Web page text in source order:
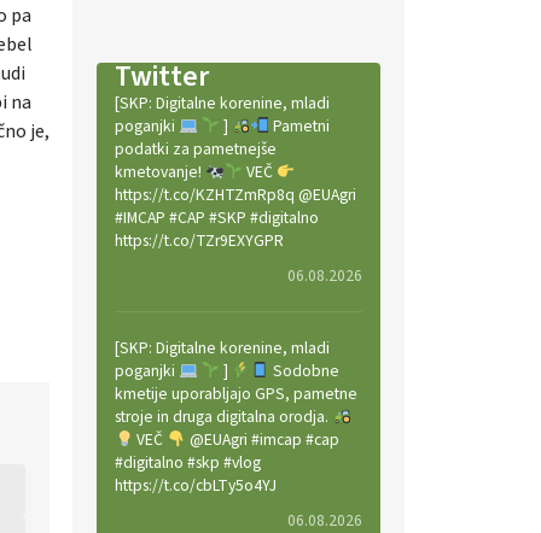
pa
na
je,
Twitter
[SKP: Digitalne korenine, mladi
poganjki
]
Pametni
podatki za pametnejše
kmetovanje!
VEČ
https://t.co/KZHTZmRp8q @EUAgri
#IMCAP #CAP #SKP #digitalno
https://t.co/TZr9EXYGPR
06.08.2026
[SKP: Digitalne korenine, mladi
poganjki
]
Sodobne
kmetije uporabljajo GPS, pametne
stroje in druga digitalna orodja.
VEČ
@EUAgri #imcap #cap
#digitalno #skp #vlog
https://t.co/cbLTy5o4YJ
06.08.2026